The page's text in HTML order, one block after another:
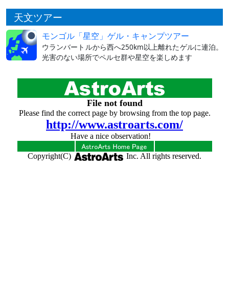
天文ツアー
モンゴル「星空」ゲル・キャンプツアー
ウランバートルから西へ250km以上離れたゲルに連泊。
光害のない場所でペルセ群や星空を楽しめます